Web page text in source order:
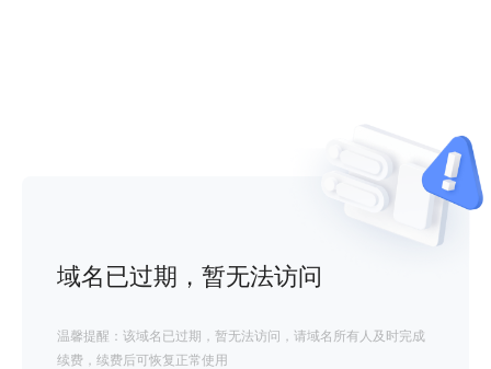
域名已过期，暂无法访问
温馨提醒：该域名已过期，暂无法访问，请域名所有人及时完成
续费，续费后可恢复正常使用